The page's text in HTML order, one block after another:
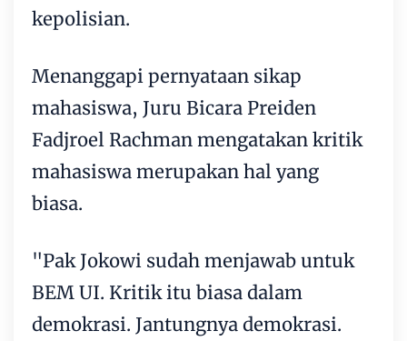
kepolisian.
Menanggapi pernyataan sikap
mahasiswa, Juru Bicara Preiden
Fadjroel Rachman mengatakan kritik
mahasiswa merupakan hal yang
biasa.
"Pak Jokowi sudah menjawab untuk
BEM UI. Kritik itu biasa dalam
demokrasi. Jantungnya demokrasi.